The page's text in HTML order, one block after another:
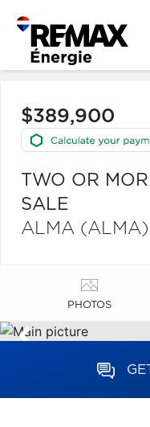
$389,900
TWO OR
SALE
ALMA (ALMA)
PHOTOS